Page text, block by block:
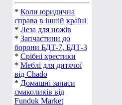
* Коли юридична
справа в іншій країні
* Леза для ножів
* Запчастини до
борони БДТ-7, БДТ-3
* Срібні хрестики
* Меблі для дитячої
від Chado
* Домашні запаси
смаколиків від
Funduk Market